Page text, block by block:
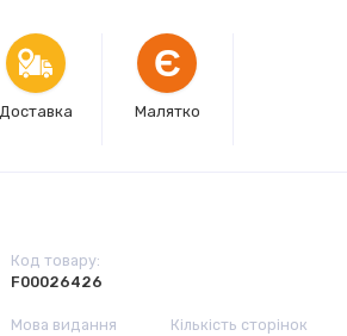
Доставка
Є
Малятко
Код товару:
F00026426
Мова видання Кількість сторінок